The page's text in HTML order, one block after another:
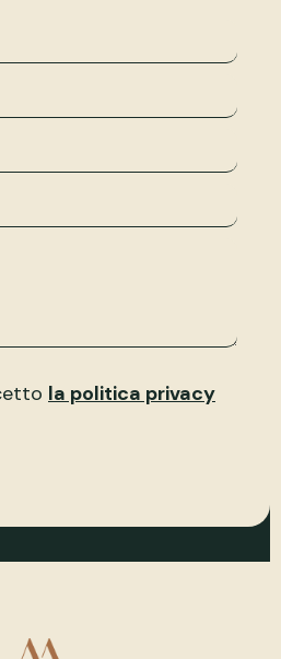
la politica privacy